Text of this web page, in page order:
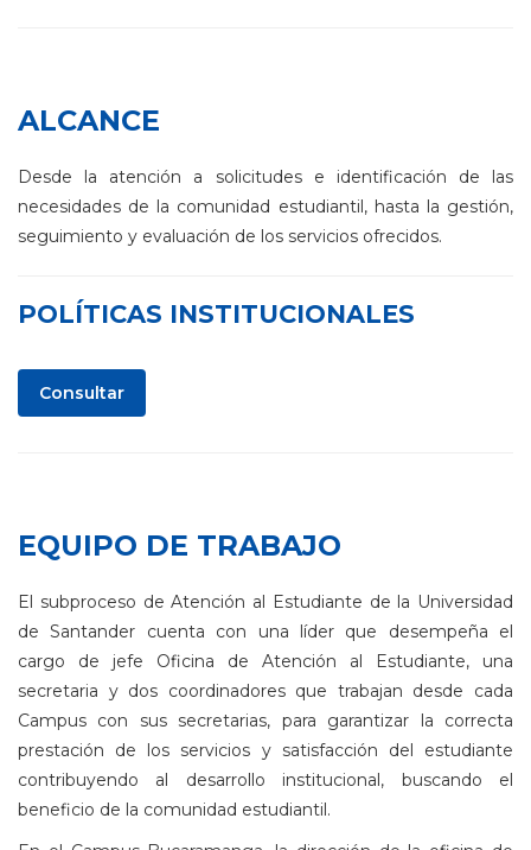
ALCANCE
Desde la atención a solicitudes e identificación de las
necesidades de la comunidad estudiantil, hasta la gestión,
seguimiento y evaluación de los servicios ofrecidos.
POLÍTICAS INSTITUCIONALES
Consultar
EQUIPO DE TRABAJO
El subproceso de Atención al Estudiante de la Universidad
de Santander cuenta con una líder que desempeña el
cargo de jefe Oficina de Atención al Estudiante, una
secretaria y dos coordinadores que trabajan desde cada
Campus con sus secretarias, para garantizar la correcta
prestación de los servicios y satisfacción del estudiante
contribuyendo al desarrollo institucional, buscando el
beneficio de la comunidad estudiantil.